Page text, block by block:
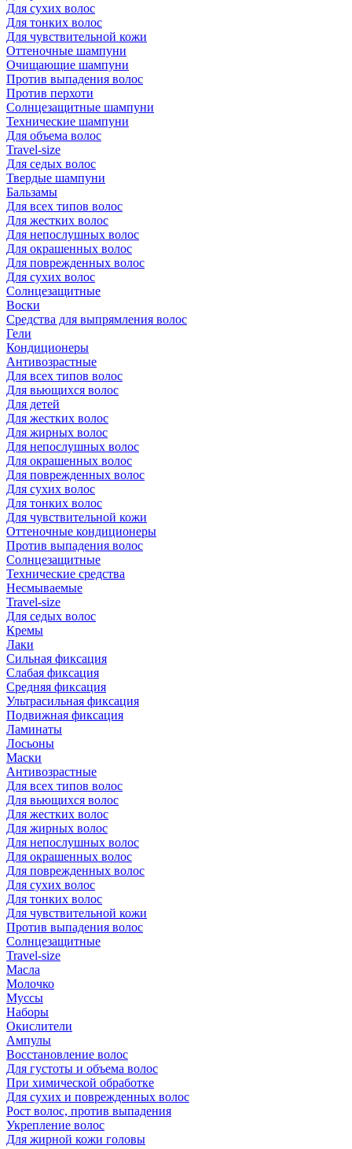
Для сухих волос
Для тонких волос
Для чувствительной кожи
Оттеночные шампуни
Очищающие шампуни
Против выпадения волос
Против перхоти
Солнцезащитные шампуни
Технические шампуни
Для объема волос
Travel-size
Для седых волос
Твердые шампуни
Бальзамы
Для всех типов волос
Для жестких волос
Для непослушных волос
Для окрашенных волос
Для поврежденных волос
Для сухих волос
Солнцезащитные
Воски
Средства для выпрямления волос
Гели
Кондиционеры
Антивозрастные
Для всех типов волос
Для вьющихся волос
Для детей
Для жестких волос
Для жирных волос
Для непослушных волос
Для окрашенных волос
Для поврежденных волос
Для сухих волос
Для тонких волос
Для чувствительной кожи
Оттеночные кондиционеры
Против выпадения волос
Солнцезащитные
Технические средства
Несмываемые
Travel-size
Для седых волос
Кремы
Лаки
Сильная фиксация
Слабая фиксация
Средняя фиксация
Ультрасильная фиксация
Подвижная фиксация
Ламинаты
Лосьоны
Маски
Антивозрастные
Для всех типов волос
Для вьющихся волос
Для жестких волос
Для жирных волос
Для непослушных волос
Для окрашенных волос
Для поврежденных волос
Для сухих волос
Для тонких волос
Для чувствительной кожи
Против выпадения волос
Солнцезащитные
Travel-size
Масла
Молочко
Муссы
Наборы
Окислители
Ампулы
Восстановление волос
Для густоты и объема волос
При химической обработке
Для сухих и поврежденных волос
Рост волос, против выпадения
Укрепление волос
Для жирной кожи головы